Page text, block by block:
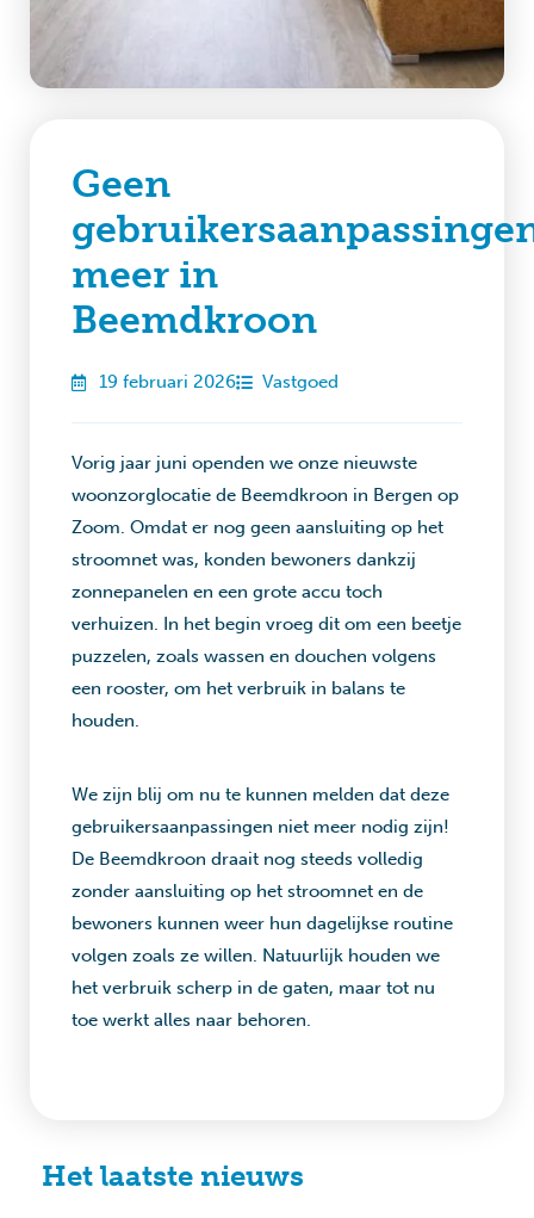
Geen
meer in
Beemdkroon
19 februari 2026 Vastgoed
Vorig jaar juni openden we onze nieuwste
woonzorglocatie de Beemdkroon in Bergen op
Zoom. Omdat er nog geen aansluiting op het
stroomnet was, konden bewoners dankzij
zonnepanelen en een grote accu toch
verhuizen. In het begin vroeg dit om een beetje
puzzelen, zoals wassen en douchen volgens
een rooster, om het verbruik in balans te
houden.
We zijn blij om nu te kunnen melden dat deze
gebruikersaanpassingen niet meer nodig zijn!
De Beemdkroon draait nog steeds volledig
zonder aansluiting op het stroomnet en de
bewoners kunnen weer hun dagelijkse routine
volgen zoals ze willen. Natuurlijk houden we
het verbruik scherp in de gaten, maar tot nu
toe werkt alles naar behoren.
Het laatste nieuws